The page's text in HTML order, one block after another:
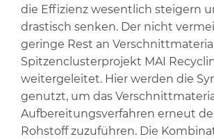
die Effizienz wesentlich steigern
drastisch senken. Der nicht
geringe Rest an
Spitzenclusterprojekt MAI
weitergeleitet. Hier werden die
genutzt, um das
Aufbereitungsverfahren erneut
Rohstoff zuzuführen. Die